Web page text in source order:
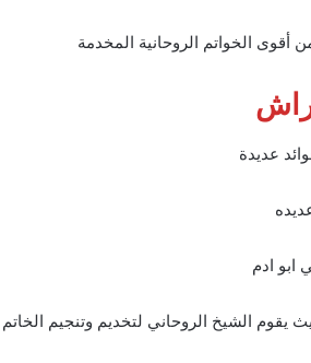
أقوى الخواتم الروحانية المخدمة
عديدة
ابو ادم
الشيخ الروحاني لتخديم وتنجيم الخاتم